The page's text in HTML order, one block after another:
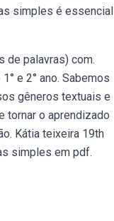
simples é essencial
de palavras) com.
e 2° ano. Sabemos
gêneros textuais e
tornar o aprendizado
Kátia teixeira 19th
simples em pdf.